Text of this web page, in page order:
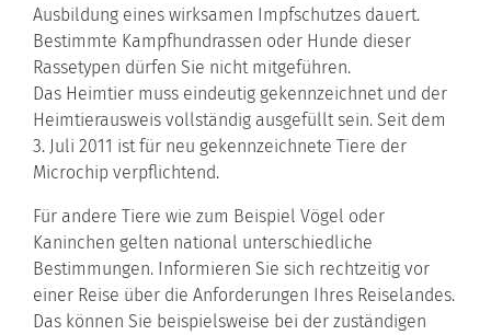
Ausbildung eines wirksamen Impfschutzes dauert.
Bestimmte Kampfhundrassen oder Hunde dieser
Rassetypen dürfen Sie nicht mitgeführen.
Das Heimtier muss eindeutig gekennzeichnet und der
Heimtierausweis vollständig ausgefüllt sein. Seit dem
3. Juli 2011 ist für neu gekennzeichnete Tiere der
Microchip verpflichtend.
Für andere Tiere wie zum Beispiel Vögel oder
Kaninchen gelten national unterschiedliche
Bestimmungen. Informieren Sie sich rechtzeitig vor
einer Reise über die Anforderungen Ihres Reiselandes.
Das können Sie beispielsweise bei der zuständigen